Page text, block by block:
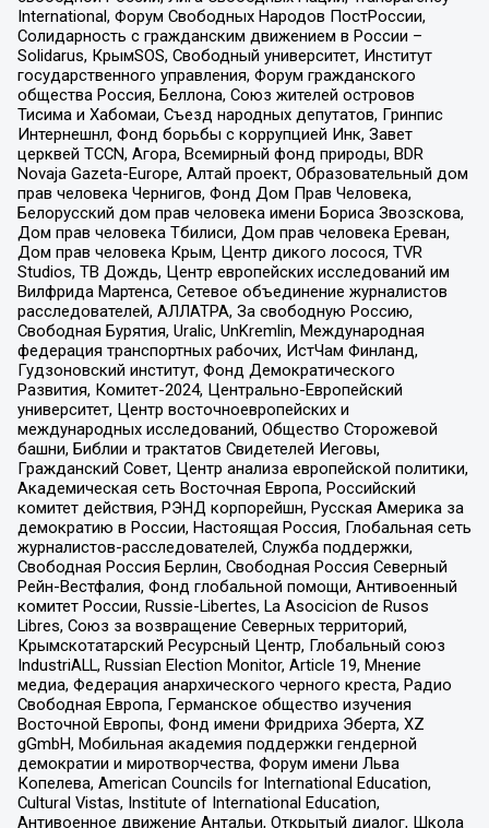
International, Форум Свободных Народов ПостРоссии,
Солидарность с гражданским движением в России –
Solidarus, КрымSOS, Свободный университет, Институт
государственного управления, Форум гражданского
общества Россия, Беллона, Союз жителей островов
Тисима и Хабомаи, Съезд народных депутатов, Гринпис
Интернешнл, Фонд борьбы с коррупцией Инк, Завет
церквей TCCN, Агора, Всемирный фонд природы, BDR
Novaja Gazeta-Europe, Алтай проект, Образовательный дом
прав человека Чернигов, Фонд Дом Прав Человека,
Белорусский дом прав человека имени Бориса Звозскова,
Дом прав человека Тбилиси, Дом прав человека Ереван,
Дом прав человека Крым, Центр дикого лосося, TVR
Studios, ТВ Дождь, Центр европейских исследований им
Вилфрида Мартенса, Сетевое объединение журналистов
расследователей, АЛЛАТРА, За свободную Россию,
Свободная Бурятия, Uralic, UnKremlin, Международная
федерация транспортных рабочих, ИстЧам Финланд,
Гудзоновский институт, Фонд Демократического
Развития, Комитет-2024, Центрально-Европейский
университет, Центр восточноевропейских и
международных исследований, Общество Сторожевой
башни, Библии и трактатов Свидетелей Иеговы,
Гражданский Совет, Центр анализа европейской политики,
Академическая сеть Восточная Европа, Российский
комитет действия, РЭНД корпорейшн, Русская Америка за
демократию в России, Настоящая Россия, Глобальная сеть
журналистов-расследователей, Служба поддержки,
Свободная Россия Берлин, Свободная Россия Северный
Рейн-Вестфалия, Фонд глобальной помощи, Антивоенный
комитет России, Russie-Libertes, La Asocicion de Rusos
Libres, Союз за возвращение Северных территорий,
Крымскотатарский Ресурсный Центр, Глобальный союз
IndustriALL, Russian Election Monitor, Article 19, Мнение
медиа, Федерация анархического черного креста, Радио
Свободная Европа, Германское общество изучения
Восточной Европы, Фонд имени Фридриха Эберта, XZ
gGmbH, Мобильная академия поддержки гендерной
демократии и миротворчества, Форум имени Льва
Копелева, American Councils for International Education,
Cultural Vistas, Institute of International Education,
Антивоенное движение Антальи, Открытый диалог, Школа